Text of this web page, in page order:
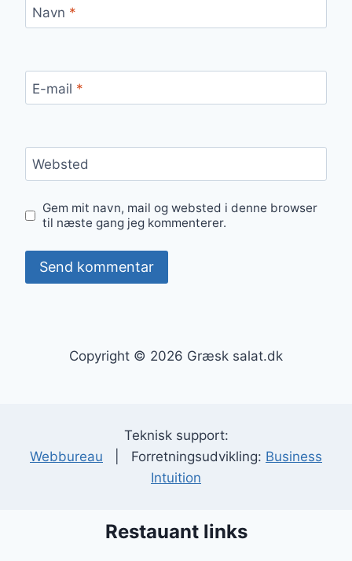
Navn *
E-mail *
Websted
Gem mit navn, mail og websted i denne browser
til næste gang jeg kommenterer.
Copyright © 2026 Græsk salat.dk
Teknisk support:
Webbureau | Forretningsudvikling: Business
Intuition
Restauant links